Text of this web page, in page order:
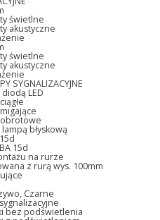
świetlne
akustyczne
świetlne
akustyczne
SYGNALIZACYJNE
LED
obrotowe
błyskową
15d
na rurze
z rurą wys. 100mm
Czarne
bez podświetlenia